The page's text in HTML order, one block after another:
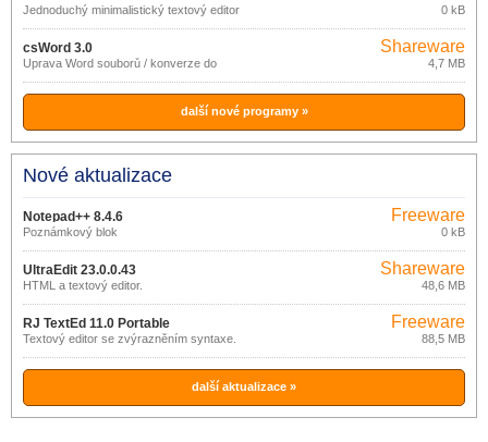
Jednoduchý minimalistický textový editor 0 kB
csWord 3.0
Úprava Word souborů / konverze do
Shareware
4,7 MB
další nové programy »
Nové aktualizace
Notepad++ 8.4.6
Poznámkový blok
Freeware
0 kB
UltraEdit 23.0.0.43
HTML a textový editor.
Shareware
48,6 MB
RJ TextEd 11.0 Portable
Textový editor se zvýrazněním syntaxe.
Freeware
88,5 MB
další aktualizace »